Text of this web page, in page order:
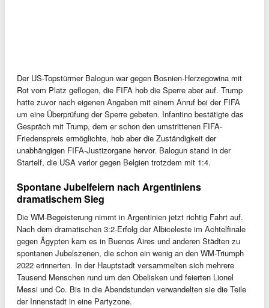
Der US-Topstürmer Balogun war gegen Bosnien-Herzegowina mit
Rot vom Platz geflogen, die FIFA hob die Sperre aber auf. Trump
hatte zuvor nach eigenen Angaben mit einem Anruf bei der FIFA
um eine Überprüfung der Sperre gebeten. Infantino bestätigte das
Gespräch mit Trump, dem er schon den umstrittenen FIFA-
Friedenspreis ermöglichte, hob aber die Zuständigkeit der
unabhängigen FIFA-Justizorgane hervor. Balogun stand in der
Startelf, die USA verlor gegen Belgien trotzdem mit 1:4.
Spontane Jubelfeiern nach Argentiniens
dramatischem Sieg
Die WM-Begeisterung nimmt in Argentinien jetzt richtig Fahrt auf.
Nach dem dramatischen 3:2-Erfolg der Albiceleste im Achtelfinale
gegen Ägypten kam es in Buenos Aires und anderen Städten zu
spontanen Jubelszenen, die schon ein wenig an den WM-Triumph
2022 erinnerten. In der Hauptstadt versammelten sich mehrere
Tausend Menschen rund um den Obelisken und feierten Lionel
Messi und Co. Bis in die Abendstunden verwandelten sie die Teile
der Innenstadt in eine Partyzone.